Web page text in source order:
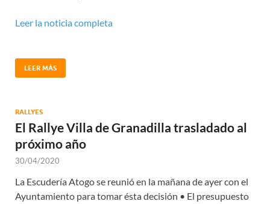
Leer la noticia completa
LEER MÁS
RALLYES
El Rallye Villa de Granadilla trasladado al
próximo año
30/04/2020
La Escudería Atogo se reunió en la mañana de ayer con el
Ayuntamiento para tomar ésta decisión • El presupuesto